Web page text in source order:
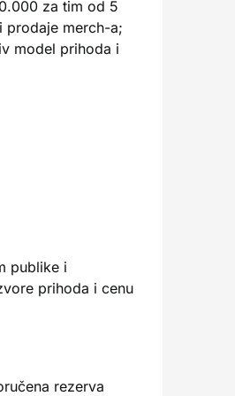
za tim od 5
i prodaje merch-a;
model prihoda i
publike i
prihoda i cenu
rezerva